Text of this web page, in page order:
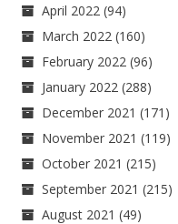
April 2022 (94)
March 2022 (160)
February 2022 (96)
January 2022 (288)
December 2021 (171)
November 2021 (119)
October 2021 (215)
September 2021 (215)
August 2021 (49)